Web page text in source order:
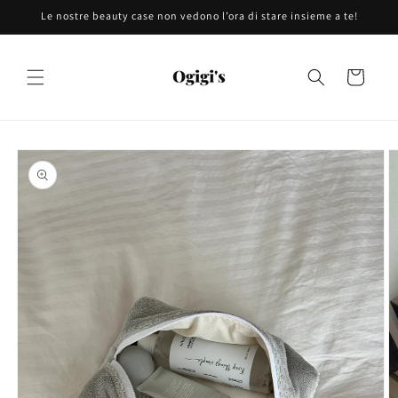
direttamente
ai contenuti
Le nostre beauty case non vedono l’ora di stare insieme a te!
Carrello
Passa alle
informazioni
sul prodotto